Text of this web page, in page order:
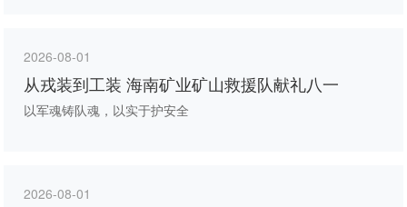
2026-08-01
从戎装到工装 海南矿业矿山救援队献礼八一
以军魂铸队魂，以实于护安全
2026-08-01